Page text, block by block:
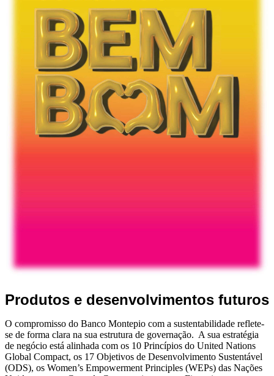
Produtos e desenvolvimentos futuros
O compromisso do Banco Montepio com a sustentabilidade reflete-
se de forma clara na sua estrutura de governação. A sua estratégia
de negócio está alinhada com os 10 Princípios do United Nations
Global Compact, os 17 Objetivos de Desenvolvimento Sustentável
(ODS), os Women’s Empowerment Principles (WEPs) das Nações